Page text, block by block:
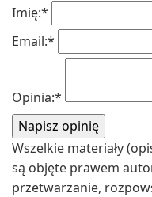
Imię:*
Email:*
Opinia:*
Wszelkie materiały
są objęte prawem
przetwarzanie,